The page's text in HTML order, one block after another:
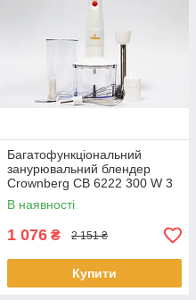
Багатофункціональний
занурювальний блендер
Crownberg CB 6222 300 W 3
в 1 електричний домашній
кухонний
В наявності
1 076 ₴ 2 151 ₴
Купити